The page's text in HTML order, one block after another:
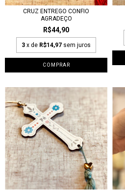
CRUZ ENTREGO CONFIO
AGRADEÇO
R$44,90
3 x de R$14,97 sem juros